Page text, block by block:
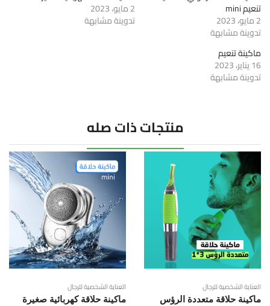
تنعيم mini
2 مايو، 2023
تدوينة مشابهة
2 مايو، 2023
تدوينة مشابهة
ماكينة تنعيم
16 يناير، 2023
تدوينة مشابهة
منتجات ذات صله
العناية الشخصية للرجال
ماكينة حلاقة متعددة الرؤس
العناية الشخصية للرجال
ماكينة حلاقة كهربائية صغيرة